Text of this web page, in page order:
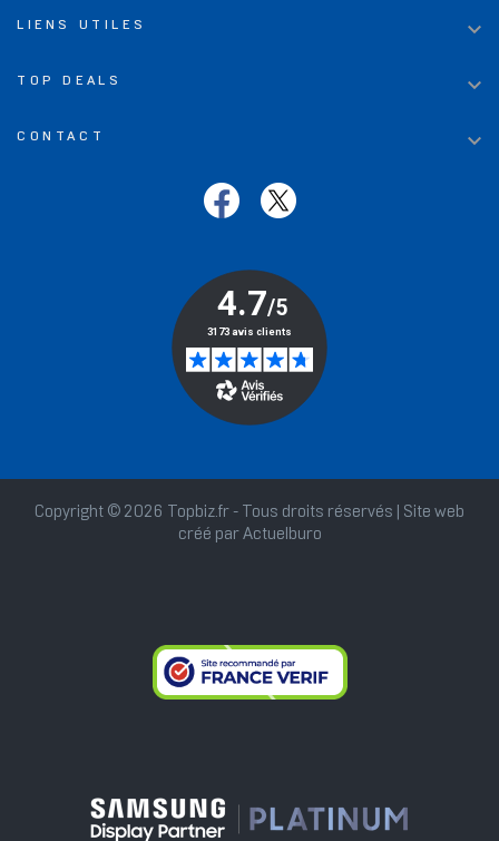
LIENS UTILES 
TOP DEALS 
CONTACT 
Copyright © 2026 Topbiz.fr - Tous droits réservés | Site web
créé par Actuelburo